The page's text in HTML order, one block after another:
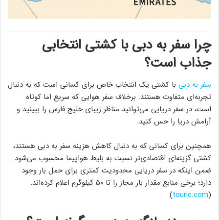
چرا سفر به دبی با کشتی انتخابی
جذاب است؟
سفر به دبی با کشتی یک انتخاب خاص برای کسانی است که به دنبال
تجربه‌ای متفاوت هستند. برخلاف سفر هوایی که سریع اما کوتاه
است، در سفر دریایی می‌توانید مناظر زیبای خلیج فارس را ببینید و
آرامش دریا را حس کنید.
همچنین برای کسانی که به دنبال کاهش هزینه سفر به دبی هستند،
کشتی گزینه‌ای اقتصادی‌تر نسبت به بلیط هواپیما محسوب می‌شود.
ضمن اینکه در سفر دریایی محدودیت کمتری برای حمل بار وجود
دارد؛ برخی منابع مقدار بار مجاز را تا ۵۰ کیلوگرم اعلام کرده‌اند.
(
touric.com
)